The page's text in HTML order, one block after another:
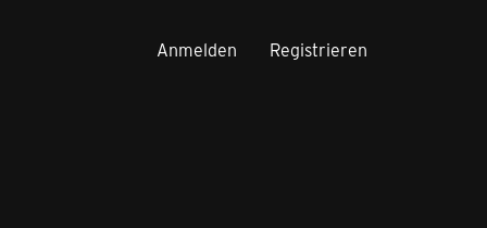
Anmelden Registrieren